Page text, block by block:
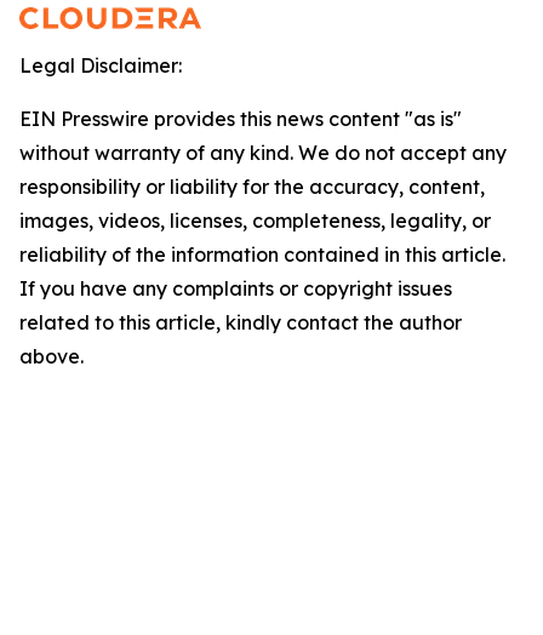
Legal Disclaimer:
EIN Presswire provides this news content "as is"
without warranty of any kind. We do not accept any
responsibility or liability for the accuracy, content,
images, videos, licenses, completeness, legality, or
reliability of the information contained in this article.
If you have any complaints or copyright issues
related to this article, kindly contact the author
above.